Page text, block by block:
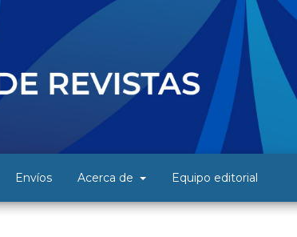
Envíos Acerca de Equipo editorial